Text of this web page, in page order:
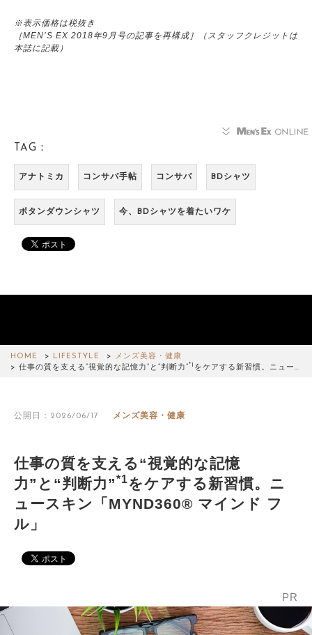
※表示価格は税抜き
［MEN’S EX 2018年9月号の記事を再構成］（スタッフクレジットは
本誌に記載）
TAG：
アナトミカ コンサバ手帖 コンサバ BDシャツ
ボタンダウンシャツ 今、BDシャツを着たいワケ
HOME LIFESTYLE
メンズ美容・健康
仕事の質を支える“視覚的な記憶力”と“判断力”*1 をケアする新習慣。ニュー…
公開日：2026/06/17 メンズ美容・健康
仕事の質を支える“視覚的な記憶
力”と“判断力”*1をケアする新習慣。ニ
ュースキン「MYND360® マインド フ
ル」
PR